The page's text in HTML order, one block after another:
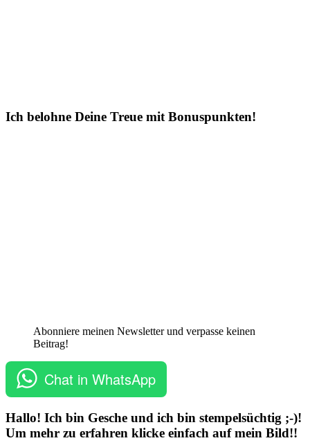
Ich belohne Deine Treue mit Bonuspunkten!
Abonniere meinen Newsletter und verpasse keinen
Beitrag!
Chat in WhatsApp
Hallo! Ich bin Gesche und ich bin stempelsüchtig ;-)!
Um mehr zu erfahren klicke einfach auf mein Bild!!